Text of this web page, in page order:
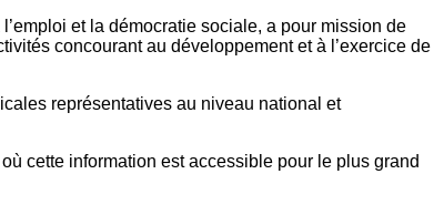
et la démocratie sociale, a pour mission de
concourant au développement et à l’exercice de
représentatives au niveau national et
cette information est accessible pour le plus grand